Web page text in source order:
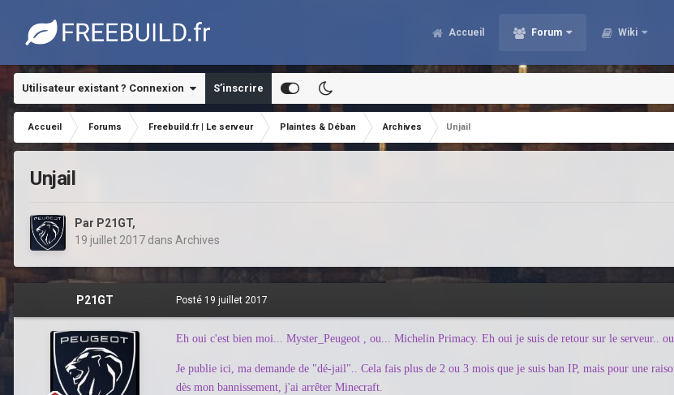
Accueil Forum Wiki
Utilisateur existant ? Connexion S’inscrire
Accueil Forums Freebuild.fr | Le serveur Plaintes & Déban Archives
Unjail
Unjail
Par P21GT,
19 juillet 2017 dans Archives
P21GT Posté 19 juillet 2017
Eh oui c'est bien moi... Myster_Peugeot , ou... Michelin Primacy. Eh oui je suis de retour sur le serveur..
Je publie ici, ma demande de "dé-jail".. Cela fais plus de 2 ou 3 mois que je suis ban IP, mais pour une
dès mon bannissement, j'ai arrêter Minecraft.